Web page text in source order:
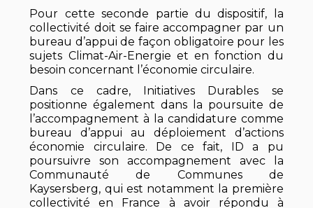
Pour cette seconde partie du dispositif, la
collectivité doit se faire accompagner par un
bureau d’appui de façon obligatoire pour les
sujets Climat-Air-Energie et en fonction du
besoin concernant l’économie circulaire.
Dans ce cadre, Initiatives Durables se
positionne également dans la poursuite de
l’accompagnement à la candidature comme
bureau d’appui au déploiement d’actions
économie circulaire. De ce fait, ID a pu
poursuivre son accompagnement avec la
Communauté de Communes de
Kaysersberg, qui est notamment la première
collectivité en France à avoir répondu à